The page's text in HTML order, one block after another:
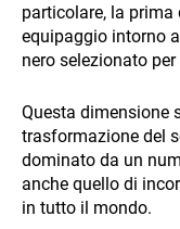
particolare, la
equipaggio intorno
nero selezionato
Questa dimensione
trasformazione del
dominato da un
anche quello di
in tutto il mondo.